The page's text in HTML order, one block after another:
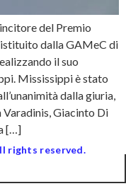
del Premio
dalla GAMeC di
il suo
Mississippi è stato
dalla giuria,
Giacinto Di
[…]
rights reserved.